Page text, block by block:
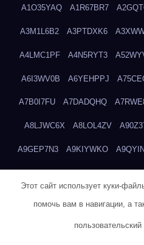
A1O35YAQ A1R67BR7
A3M1L6B2 A3PTDXK6
A4LMC1PF A4N5RYT3
A6I3WV0B A6YEHPPJ
A7B0I7FU A7DADQHQ
A8LJWC6X A8LOL4ZV
A9GEP7N3 A9KIYWKO
Этот сайт использует куки-
помочь вам в навигации, а
пользовательский